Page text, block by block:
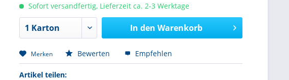
Sofort versandfertig, Lieferzeit ca. 2-3 Werktage
In den Warenkorb
Merken Bewerten Empfehlen
Artikel teilen: